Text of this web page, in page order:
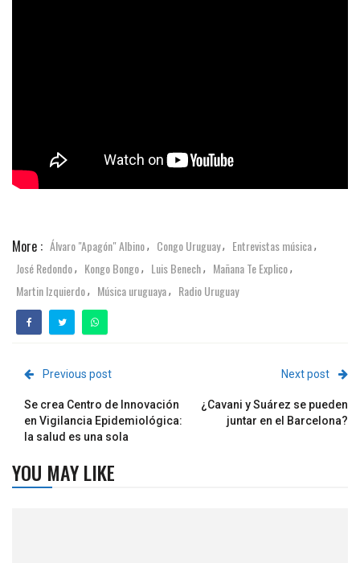
More : Álvaro "Apagón" Albino, Congo Uruguay, Entrevistas música,
José Redondo, Kongo Bongo, Luis Benech, Mañana Te Explico,
Martin Izquierdo, Música uruguaya, Radio Uruguay
Previous post
Se crea Centro de Innovación
en Vigilancia Epidemiológica:
la salud es una sola
Next post
¿Cavani y Suárez se pueden
juntar en el Barcelona?
YOU MAY LIKE